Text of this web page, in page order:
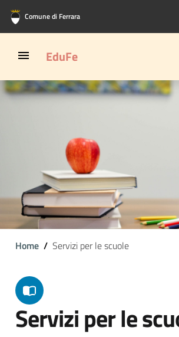
Vai al contenuto principale
Vai al footer
Comune di Ferrara
EduFe
Home Servizi per le scuole
Servizi per le